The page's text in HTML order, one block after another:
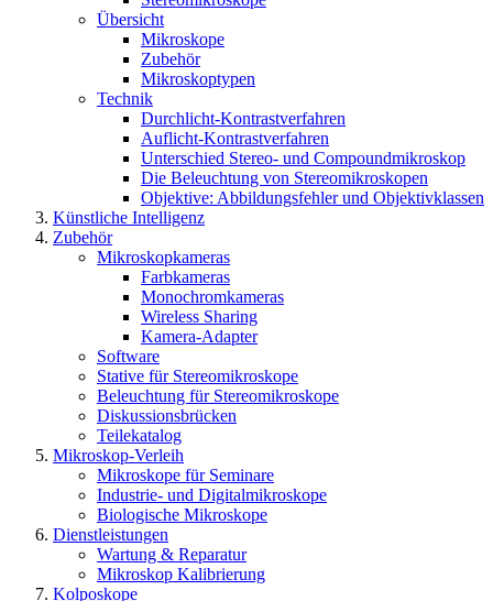
Übersicht
Mikroskope
Zubehör
Mikroskoptypen
Technik
Durchlicht-Kontrastverfahren
Auflicht-Kontrastverfahren
Unterschied Stereo- und Compoundmikroskop
Die Beleuchtung von Stereomikroskopen
Objektive: Abbildungsfehler und Objektivklassen
Künstliche Intelligenz
Zubehör
Mikroskopkameras
Farbkameras
Monochromkameras
Wireless Sharing
Kamera-Adapter
Software
Stative für Stereomikroskope
Beleuchtung für Stereomikroskope
Diskussionsbrücken
Teilekatalog
Mikroskop-Verleih
Mikroskope für Seminare
Industrie- und Digitalmikroskope
Biologische Mikroskope
Dienstleistungen
Wartung & Reparatur
Mikroskop Kalibrierung
Kolposkope